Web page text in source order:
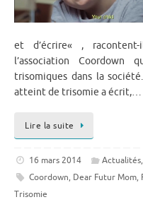
et d’écrire« ,
l’association
trisomiques dans la
atteint de trisomie a écrit,…
Lire la suite
16 mars 2014 Actualités,
Coordown, Dear Futur Mom,
Trisomie